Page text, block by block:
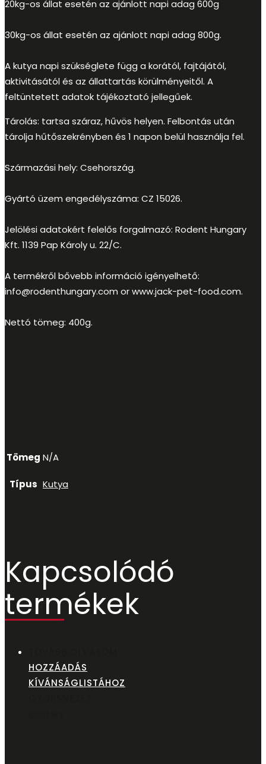
20kg-os állat esetén az ajánlott napi adag 600g
30kg-os állat esetén az ajánlott napi adag 800g.
A kutya napi szükséglete függ a korától, fajtájától,
aktivitásától és az állattartás körülményeitől. A
feltüntetett adatok tájékoztató jellegűek.
Tárolás: tartsa száraz, hűvös helyen. Felbontás után
tárolja hűtőszekrényben és 1 napon belül használja fel.
Származási hely: Csehország.
Gyártó üzem engedélyszáma: CZ 15026.
Jelölési adatokért felelős forgalmazó: Rodent Hungary
Kft. 1139 Pap Károly u. 22/C.
A termékről bővebb információ igényelhető:
info@rodenthungary.com or www.jack-pet-food.com.
Nettó tömeg: 400g.
Tömeg N/A
Típus Kutya
Kapcsolódó
termékek
HOZZÁADÁS
KÍVÁNSÁGLISTÁHOZ